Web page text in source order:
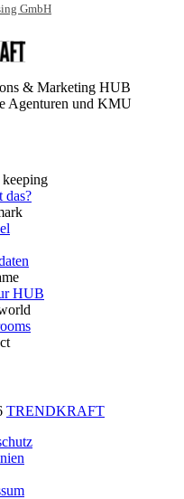
GmbH
& Marketing HUB
Agenturen und KMU
das?
HUB
TRENDKRAFT